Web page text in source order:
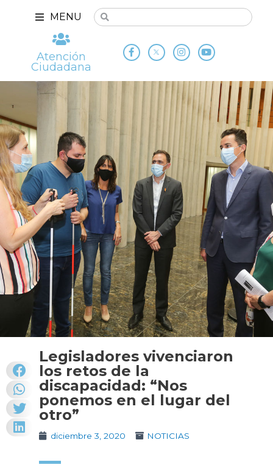
MENU
Atención
Ciudadana
Legisladores vivenciaron
los retos de la
discapacidad: “Nos
ponemos en el lugar del
otro”
diciembre 3, 2020 NOTICIAS